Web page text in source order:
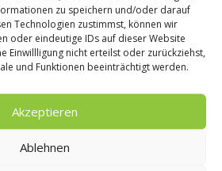
zu speichern und/oder darauf
Technologien zustimmst, können wir
oder eindeutige IDs auf dieser Website
Einwillligung nicht erteilst oder zurückziehst,
und Funktionen beeinträchtigt werden.
Akzeptieren
Ablehnen
News
Ausländisches
des Jahres
17. September